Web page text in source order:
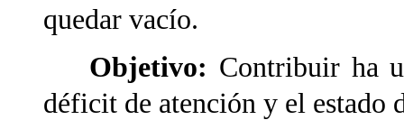
quedar vacío.
Objetivo: Contribuir ha
déficit de atención y el estado